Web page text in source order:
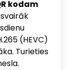
kodam
(HEVC)
Turieties